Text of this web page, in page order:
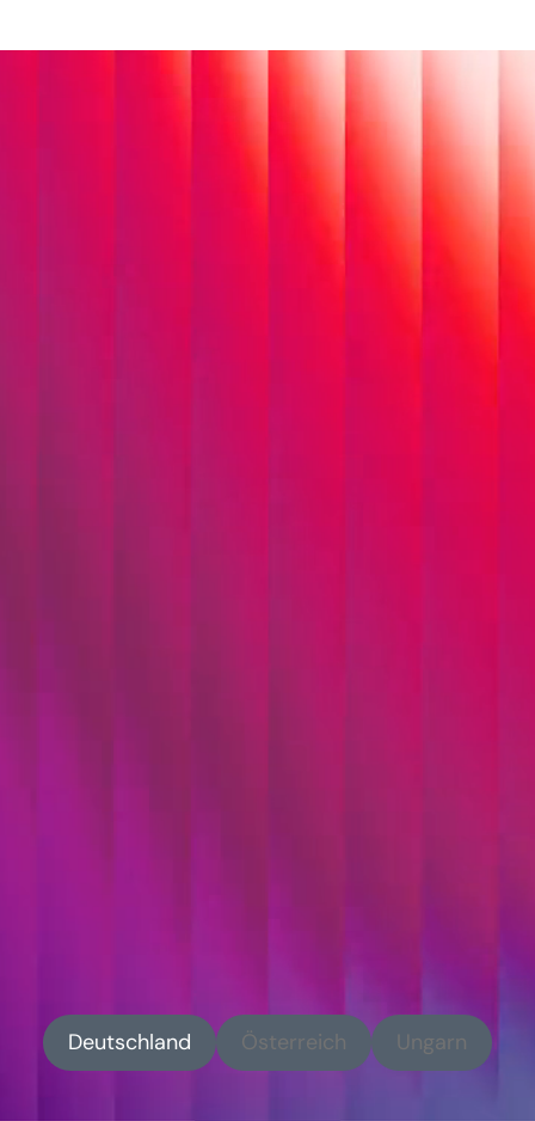
REGIONAL
VERWURZELT.
ÜBERREGIONAL
Deutschland Österreich Ungarn